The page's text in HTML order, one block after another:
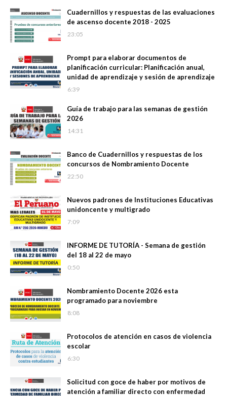
Cuadernillos y respuestas de las evaluaciones
de ascenso docente 2018 - 2025
23:05
Prompt para elaborar documentos de
planificación curricular: Planificación anual,
unidad de aprendizaje y sesión de aprendizaje
6:39
Guía de trabajo para las semanas de gestión
2026
14:31
Banco de Cuadernillos y respuestas de los
concursos de Nombramiento Docente
22:50
Nuevos padrones de Instituciones Educativas
unidoncente y multigrado
7:09
INFORME DE TUTORÍA - Semana de gestión
del 18 al 22 de mayo
0:50
Nombramiento Docente 2026 esta
programado para noviembre
8:08
Protocolos de atención en casos de violencia
escolar
6:30
Solicitud con goce de haber por motivos de
atención a familiar directo con enfermedad